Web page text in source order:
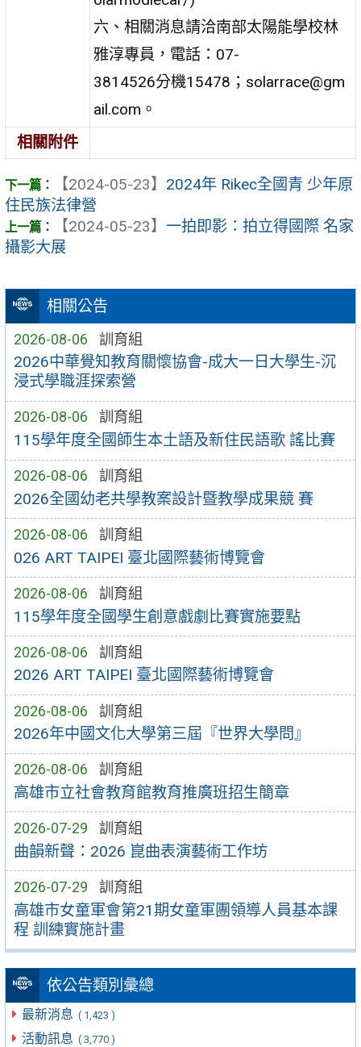
相關公告
2026-08-06 訓育組
2026中華覺知教育關懷協會-成大一日大學生-沉
浸式學職涯探索營
2026-08-06 訓育組
115學年度全國師生本土語及新住民語歌 謠比賽
2026-08-06 訓育組
2026全國幼老共學教案設計暨教學成果競 賽
2026-08-06 訓育組
026 ART TAIPEI 臺北國際藝術博覽會
2026-08-06 訓育組
115學年度全國學生創意戲劇比賽實施要點
2026-08-06 訓育組
2026 ART TAIPEI 臺北國際藝術博覽會
2026-08-06 訓育組
2026年中國文化大學第三屆『世界大學問』
2026-08-06 訓育組
高雄市立社會教育館教育推廣班招生簡章
2026-07-29 訓育組
曲韻新聲：2026 崑曲表演藝術工作坊
2026-07-29 訓育組
高雄市女童軍會第21期女童軍團領導人員基本課
程 訓練實施計畫
依公告類別彙總
最新消息 ( 1,423 )
活動訊息 ( 3,770 )
六、相關消息請洽南部太陽能學校林
雅淳專員，電話：07-
3814526分機15478；solarrace@gm
ail.com。
相關附件
【2024-05-23】 2024年 Rikec全國青 少年原
住民族法律營
【2024-05-23】 一拍即影：拍立得國際 名家
攝影大展